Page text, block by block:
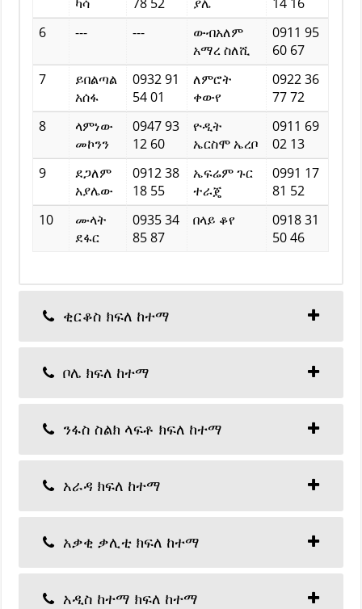
6
--- ---
ውብአለም
አማረ ስለሺ
0911 95
60 67
7
ይበልጣል
አሰፋ
0932 91
54 01
ለምሮት
ቀውየ
0922 36
77 72
8
ላምነው
መኮንን
0947 93
12 60
ዮዲት
ኤርስሞ ኤረቦ
0911 69
02 13
9
ደጋለም
አያሌው
0912 38
18 55
ኤፍሬም ጉር
ተራጄ
0991 17
81 52
10
ሙላት
ደፋር
0935 34
85 87
በላይ ቆየ
0918 31
50 46
ቂርቆስ ክፍለ ከተማ
ቦሌ ክፍለ ከተማ
ንፋስ ስልክ ላፍቶ ክፍለ ከተማ
አራዳ ክፍለ ከተማ
አቃቂ ቃሊቲ ክፍለ ከተማ
አዲስ ከተማ ክፍለ ከተማ